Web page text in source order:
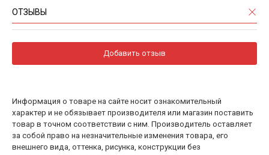
ОТЗЫВЫ
Добавить отзыв
Информация о товаре на сайте носит ознакомительный
характер и не обязывает производителя или магазин поставить
товар в точном соответствии с ним. Производитель оставляет
за собой право на незначительные изменения товара, его
внешнего вида, оттенка, рисунка, конструкции без